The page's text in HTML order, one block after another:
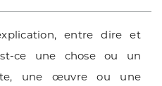
entre dire et
ce une chose ou un
une œuvre ou une